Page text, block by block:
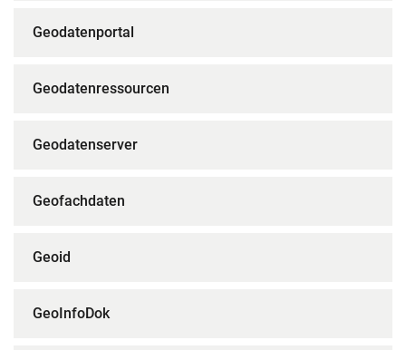
Geodatenportal
Geodatenressourcen
Geodatenserver
Geofachdaten
Geoid
GeoInfoDok